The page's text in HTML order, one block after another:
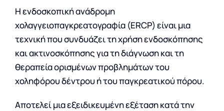
Η ενδοσκοπική ανάδρομη
χολαγγειοπαγκρεατογραφία (ERCP) είναι μια
τεχνική που συνδυάζει τη χρήση ενδοσκόπησης
και ακτινοσκόπησης για τη διάγνωση και τη
θεραπεία ορισμένων προβλημάτων του
χοληφόρου δέντρου ή του παγκρεατικού πόρου.
Αποτελεί μια εξειδικευμένη εξέταση κατά την